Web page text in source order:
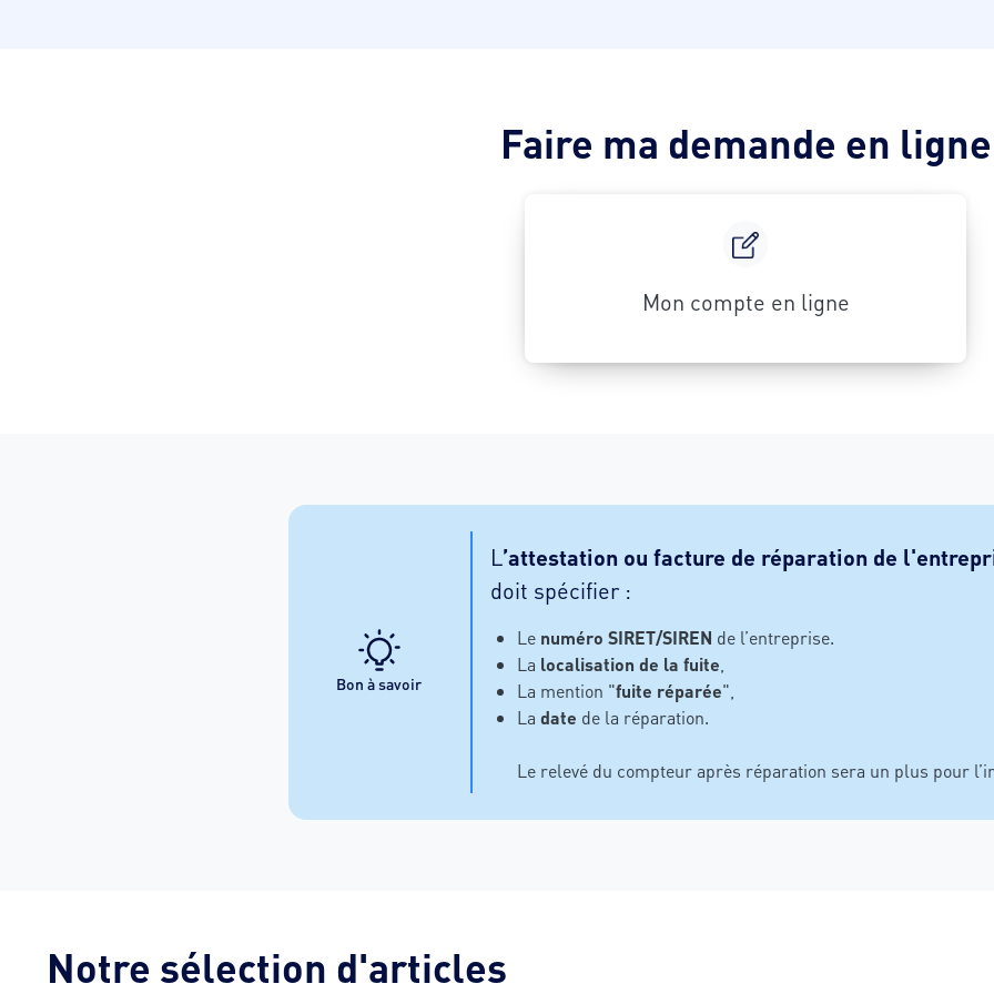
Faire ma demande en ligne
Mon compte en ligne
Bon à savoir
L’attestation ou facture de réparation de
doit spécifier :
Le numéro SIRET/SIREN de l’entreprise.
La localisation de la fuite
La mention "fuite réparée",
La date de la réparation.
Le relevé du compteur après réparation sera un plus pour
Notre sélection d'articles